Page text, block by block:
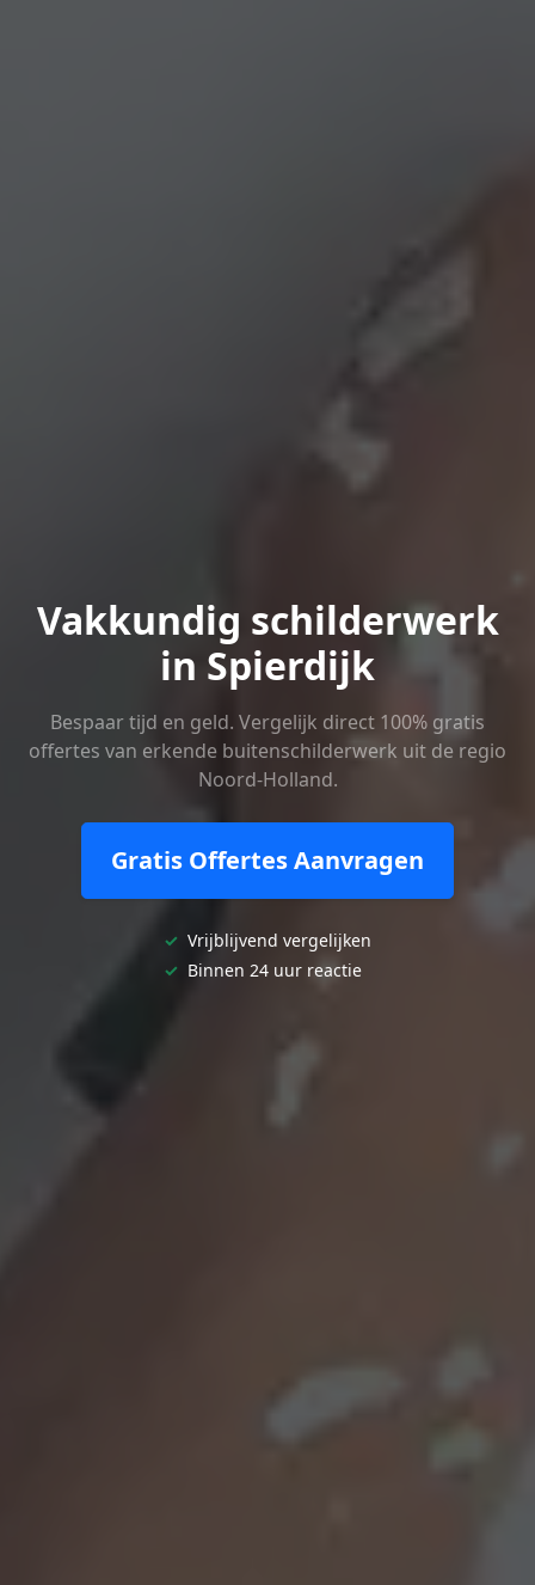
Vakkundig schilderwerk
in Spierdijk
Bespaar tijd en geld. Vergelijk direct 100% gratis
offertes van erkende buitenschilderwerk uit de regio
Noord-Holland.
Gratis Offertes Aanvragen
✓ Vrijblijvend vergelijken
✓ Binnen 24 uur reactie